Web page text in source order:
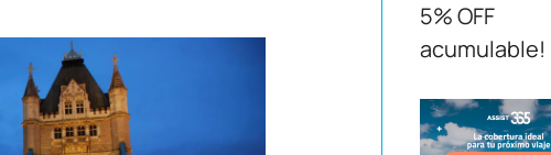
5% OFF
acumulable!